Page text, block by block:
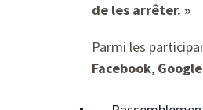
de les arrêter. »
Parmi les
Facebook, Google